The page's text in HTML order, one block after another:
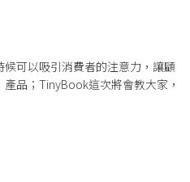
可以吸引消費者的注意力，讓顧
品；TinyBook這次將會教大家，